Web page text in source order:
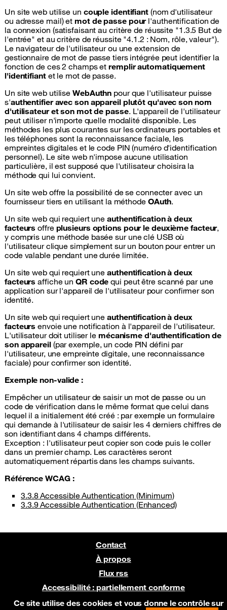
Ce site utilise des cookies et vous donne le contrôle sur
Un site web utilise un couple identifiant(nom d'utilisateur
ou adresse mail) et mot de passe pourl'authentification de
la connexion (satisfaisant au critère de réussite "1.3.5 But de
l'entrée" et au critère de réussite "4.1.2 : Nom, rôle, valeur").
Le navigateur de l'utilisateur ou une extension de
gestionnaire de mot de passe tiers intégrée peut identifier la
fonction de ces 2 champs etremplir automatiquement
l'identifiantet le mot de passe.
Un site web utilise WebAuthn pour que l'utilisateur puisse
s'authentifier avec son appareil plutôt qu'avec son nom
d'utilisateur et son mot de passe. L'appareil de l'utilisateur
peut utiliser n'importe quelle modalité disponible. Les
méthodes les plus courantes sur les ordinateurs portables et
les téléphones sont la reconnaissance faciale, les
empreintes digitales et le code PIN (numéro d'identification
personnel). Le site web n'impose aucune utilisation
particulière, il est supposé que l'utilisateur choisira la
méthode qui lui convient.
Un site web offre la possibilité de se connecter avec un
fournisseur tiers en utilisant la méthode OAuth.
Un site web qui requiert uneauthentification à deux
facteurs offre plusieurs options pour le deuxième facteur,
y compris une méthode basée sur une clé USB où
l'utilisateur clique simplement sur un bouton pour entrer un
code valable pendant une durée limitée.
Un site web qui requiert uneauthentification à deux
facteurs affiche unQR code qui peut être scanné par une
application sur l'appareil de l'utilisateur pour confirmer son
identité.
Un site web qui requiert uneauthentification à deux
facteurs envoie une notification à l'appareil de l'utilisateur.
L'utilisateur doit utiliser le mécanisme d'authentification de
son appareil(par exemple, un code PIN défini par
l'utilisateur, une empreinte digitale, une reconnaissance
faciale) pour confirmer son identité.
Exemple non-valide :
Empêcher un utilisateur de saisir un mot de passe ou un
code de vérification dans le même format que celui dans
lequel il a initialement été créé : par exemple un formulaire
qui demande à l'utilisateur de saisir les 4 derniers chiffres de
son identifiant dans 4 champs différents.
Exception : l'utilisateur peut copier son code puis le coller
dans un premier champ. Les caractères seront
automatiquement répartis dans les champs suivants.
RéférenceWCAG:
3.3.8 Accessible Authentication (Minimum)
3.3.9 Accessible Authentication (Enhanced)
Contact
À propos
Flux rss
Accessibilité : partiellement conforme
Pré-version sur Netlify